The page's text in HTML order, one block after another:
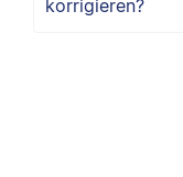
korrigieren?